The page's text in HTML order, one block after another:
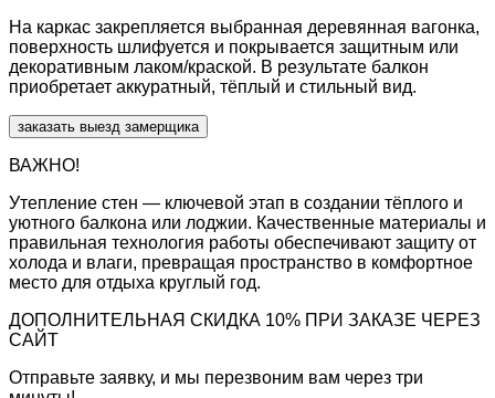
На каркас закрепляется выбранная деревянная вагонка,
поверхность шлифуется и покрывается защитным или
декоративным лаком/краской. В результате балкон
приобретает аккуратный, тёплый и стильный вид.
заказать выезд замерщика
ВАЖНО!
Утепление стен — ключевой этап в создании тёплого и
уютного балкона или лоджии. Качественные материалы и
правильная технология работы обеспечивают защиту от
холода и влаги, превращая пространство в комфортное
место для отдыха круглый год.
ДОПОЛНИТЕЛЬНАЯ СКИДКА 10% ПРИ ЗАКАЗЕ ЧЕРЕЗ
САЙТ
Отправьте заявку, и мы перезвоним вам через три